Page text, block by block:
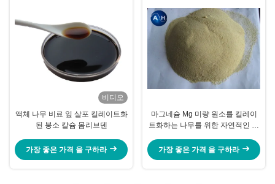
비디오
액체 나무 비료 잎 살포 킬레이트화
된 붕소 칼슘 몸리브덴
가장 좋은 가격 을 구하라
마그네슘 Mg 미량 원소를 킬레이
트화하는 나무를 위한 자연적인 뿌
가장 좋은 가격 을 구하라